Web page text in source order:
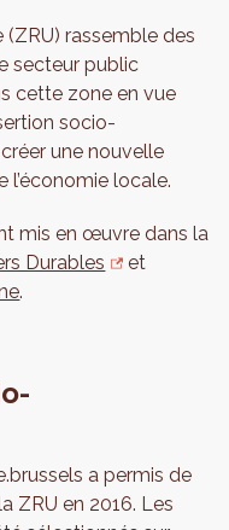
(ZRU) rassemble des
secteur public
cette zone en vue
socio-
une nouvelle
locale.
mis en œuvre dans la
Durables
et
.
a permis de
ZRU en 2016. Les